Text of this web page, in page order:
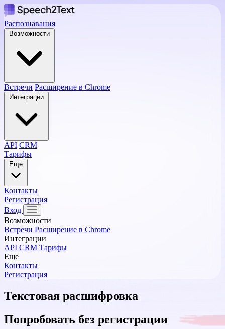
Распознавания
Возможности
Встречи Расширение в Chrome
Интеграции
API CRM
Тарифы
Еще
Контакты
Регистрация
Вход
Возможности
Встречи Расширение в Chrome
Интеграции
API CRM Тарифы
Еще
Контакты
Регистрация
Текстовая расшифровка
Попробовать без регистрации